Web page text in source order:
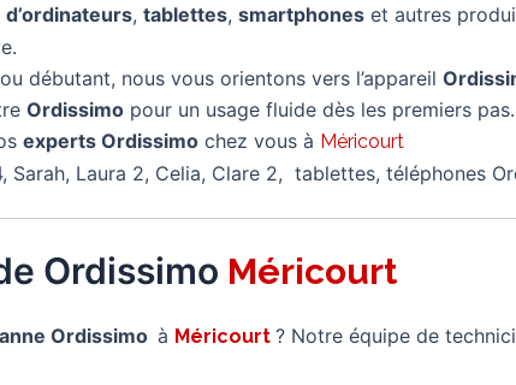
d’ordinateurs, tablettes, smartphones et autres
débutant, nous vous orientons vers l’appareil
Ordissimo pour un usage fluide dès les premiers pas.
experts Ordissimo chez vous à Méricourt
Sarah, Laura 2, Celia, Clare 2, tablettes, téléphones
Ordissimo Méricourt
Ordissimo à Méricourt ? Notre équipe de